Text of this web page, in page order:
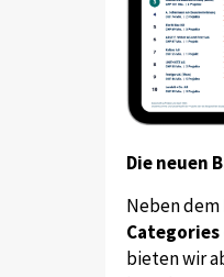
Die neuen
Neben
Categories
bieten wir